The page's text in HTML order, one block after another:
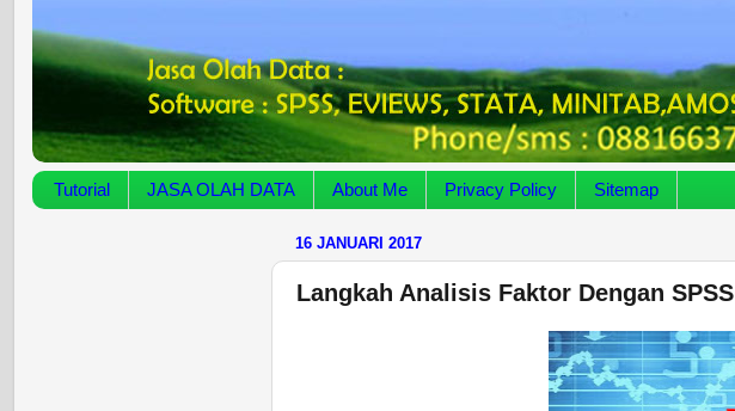
Tutorial JASA OLAH DATA About Me Privacy Policy Sitemap
16 JANUARI 2017
Langkah Analisis Faktor Dengan SPSS